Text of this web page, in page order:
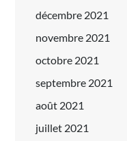
décembre 2021
novembre 2021
octobre 2021
septembre 2021
août 2021
juillet 2021